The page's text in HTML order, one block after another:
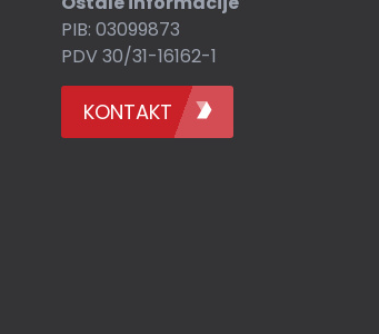
PIB: 03099873
PDV 30/31-16162-1
KONTAKT